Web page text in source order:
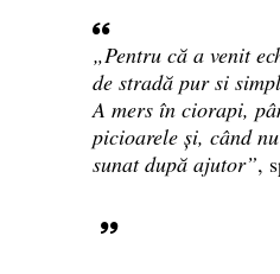
„Pentru că a venit
de stradă pur si
A mers în ciorapi,
picioarele și, când
sunat după ajutor”,